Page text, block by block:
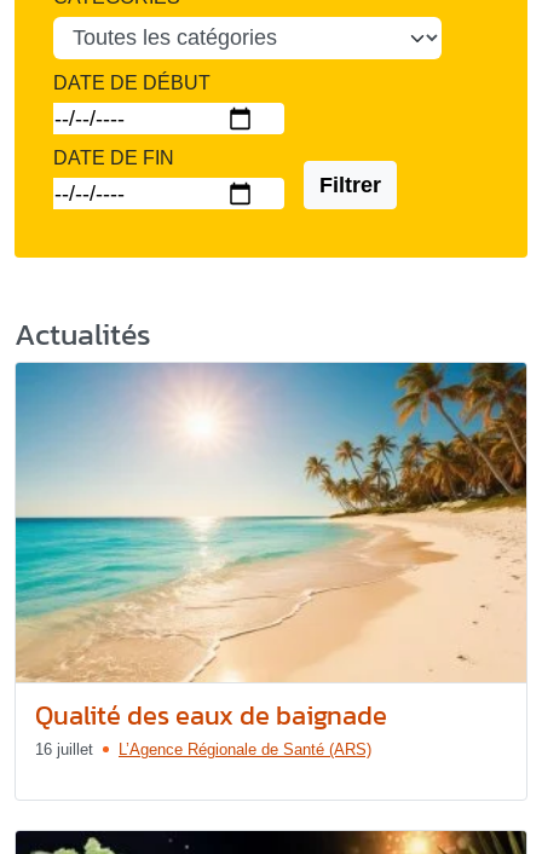
DATE DE DÉBUT
DATE DE FIN
Filtrer
Actualités
Qualité des eaux de baignade
16 juillet L’Agence Régionale de Santé (ARS)